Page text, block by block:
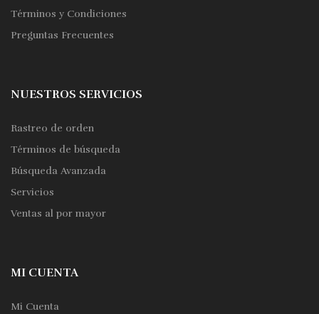
Términos y Condiciones
Preguntas Frecuentes
NUESTROS SERVICIOS
Rastreo de orden
Términos de búsqueda
Búsqueda Avanzada
Servicios
Ventas al por mayor
MI CUENTA
Mi Cuenta